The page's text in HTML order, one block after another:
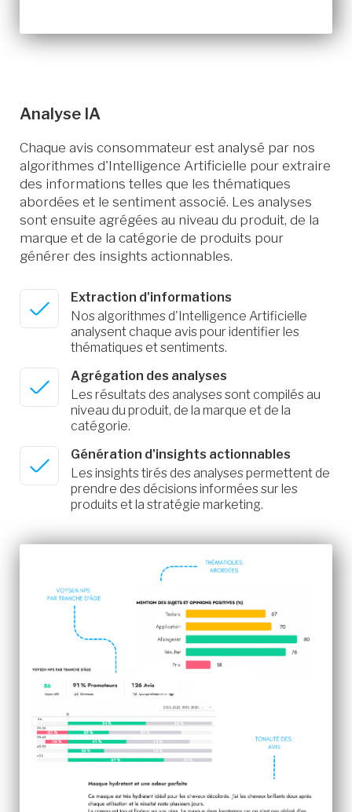
Analyse IA
Chaque avis consommateur est analysé par nos
algorithmes d'Intelligence Artificielle pour extraire
des informations telles que les thématiques
abordées et le sentiment associé. Les analyses
sont ensuite agrégées au niveau du produit, de la
marque et de la catégorie de produits pour
générer des insights actionnables.
Extraction d'informations
Nos algorithmes d'Intelligence Artificielle
analysent chaque avis pour identifier les
thématiques et sentiments.
Agrégation des analyses
Les résultats des analyses sont compilés au
niveau du produit, de la marque et de la
catégorie.
Génération d'insights actionnables
Les insights tirés des analyses permettent de
prendre des décisions informées sur les
produits et la stratégie marketing.